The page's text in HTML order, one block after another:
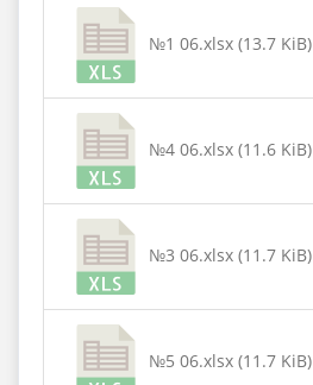
№1 06.xlsx (13.7 KiB)
№4 06.xlsx (11.6 KiB)
№3 06.xlsx (11.7 KiB)
№5 06.xlsx (11.7 KiB)